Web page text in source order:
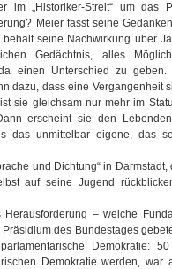
im „Historiker-Streit“ um das
Meier fasst seine
seine Nachwirkung über
Gedächtnis, alles
einen Unterschied zu geben.
dazu, dass eine Vergangenheit
sie gleichsam nur mehr im
erscheint sie den
das unmittelbar eigene, das
und Dichtung“ in
auf seine Jugend
– welche
des Bundestages
Demokratie:
Demokratie werden, war